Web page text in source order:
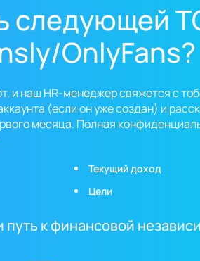
следующей
OnlyFans?
и наш HR-менеджер свяжется с
(если он уже создан) и
месяца. Полная
Текущий доход
Цели
путь к финансовой